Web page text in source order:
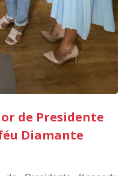
de Presidente
Diamante
Presidente Kennedy